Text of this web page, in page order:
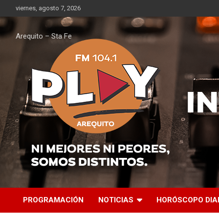
al
contenido
viernes, agosto 7, 2026
Arequito – Sta Fe
PROGRAMACIÓN NOTICIAS HORÓSCOPO